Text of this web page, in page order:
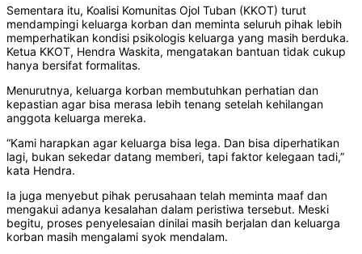
Sementara itu, Koalisi Komunitas Ojol Tuban (KKOT) turut
mendampingi keluarga korban dan meminta seluruh pihak lebih
memperhatikan kondisi psikologis keluarga yang masih berduka.
Ketua KKOT, Hendra Waskita, mengatakan bantuan tidak cukup
hanya bersifat formalitas.
Menurutnya, keluarga korban membutuhkan perhatian dan
kepastian agar bisa merasa lebih tenang setelah kehilangan
anggota keluarga mereka.
“Kami harapkan agar keluarga bisa lega. Dan bisa diperhatikan
lagi, bukan sekedar datang memberi, tapi faktor kelegaan tadi,”
kata Hendra.
Ia juga menyebut pihak perusahaan telah meminta maaf dan
mengakui adanya kesalahan dalam peristiwa tersebut. Meski
begitu, proses penyelesaian dinilai masih berjalan dan keluarga
korban masih mengalami syok mendalam.